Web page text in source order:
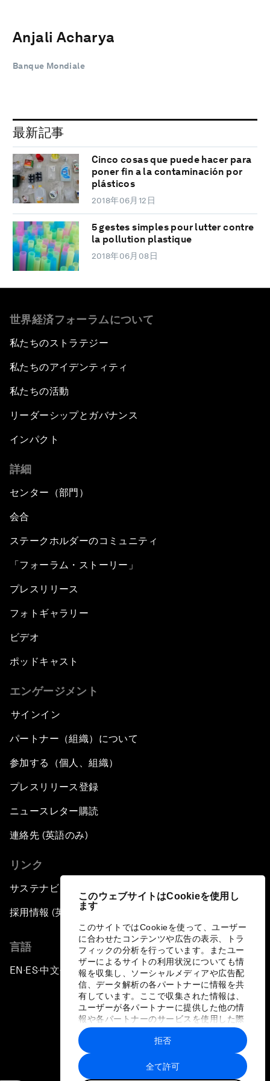
このウェブサイトはCookieを使用し
ます
このサイトではCookieを使って、ユーザー
に合わせたコンテンツや広告の表示、トラ
フィックの分析を行っています。またユー
ザーによるサイトの利用状況についても情
報を収集し、ソーシャルメディアや広告配
信、データ解析の各パートナーに情報を共
有しています。ここで収集された情報は、
ユーザーが各パートナーに提供した他の情
報や各パートナーのサービスを使用した際
に収集された情報と組み合わされ、各パー
トナーによって使用されることがありま
す。
全て許可
拒否
Anjali Acharya
Banque Mondiale
最新記事
Cinco cosas que puede hacer para
poner fin a la contaminación por
plásticos
2018年06月12日
5 gestes simples pour lutter contre
la pollution plastique
2018年06月08日
世界経済フォーラムについて
私たちのストラテジー
私たちのアイデンティティ
私たちの活動
リーダーシップとガバナンス
インパクト
詳細
センター（部門）
会合
ステークホルダーのコミュニティ
「フォーラム・ストーリー」
プレスリリース
フォトギャラリー
ビデオ
ポッドキャスト
エンゲージメント
サインイン
パートナー（組織）について
参加する（個人、組織）
プレスリリース登録
ニュースレター購読
連絡先 (英語のみ)
リンク
サステナビリティへの取り組み
採用情報 (英語のみ)
言語
EN ▪ES▪中文▪ 日本語
プライバシーポリシーと利用規約
サイトマップ